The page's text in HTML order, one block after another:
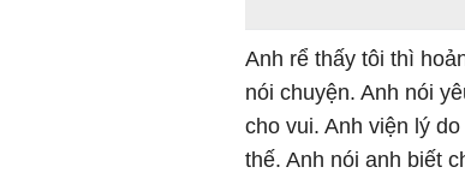
Anh rể thấy tôi thì
nói chuyện. Anh nói
cho vui. Anh viện lý
thế. Anh nói anh biết